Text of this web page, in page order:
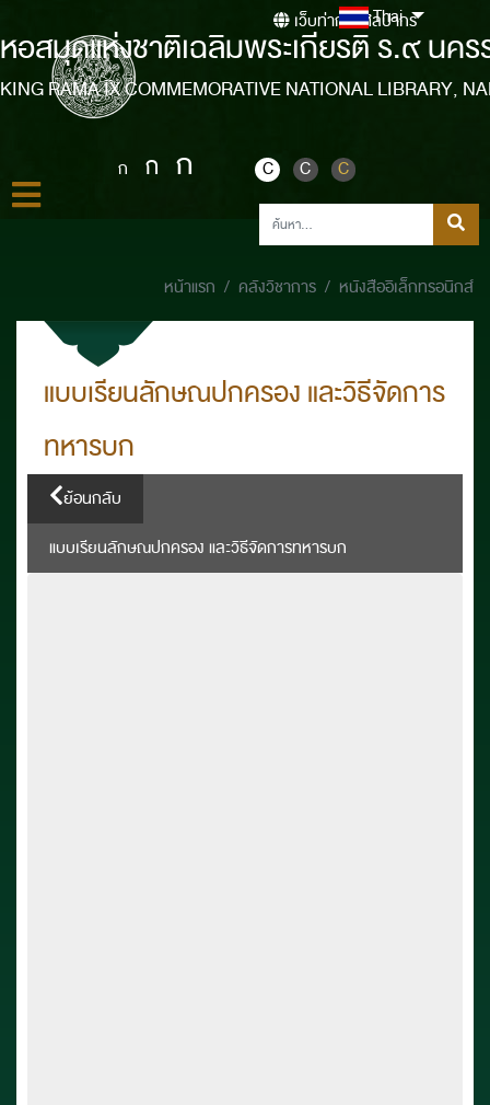
หอสมุดแห่งชาติเฉลิมพระเกียรติ ร.๙ นค
KING RAMA IX COMMEMORATIVE NATIONAL LIBRARY,
เว็บท่ากรมศิลปากร
Thai
ก ก ก C C C
หน้าแรก คลังวิชาการ หนังสืออิเล็กทรอนิกส์
แบบเรียนลักษณปกครอง และวิธีจัดการ
ทหารบก
ย้อนกลับ
แบบเรียนลักษณปกครอง และวิธีจัดการทหารบก